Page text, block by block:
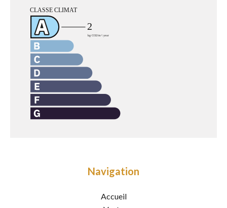
Navigation
Accueil